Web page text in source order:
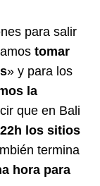
para salir
tomar
» y para los
la
que en Bali
los sitios
termina
hora para